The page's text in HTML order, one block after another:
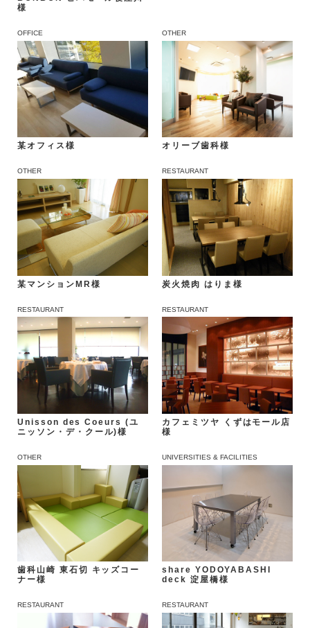
様
某オフィス様
OFFICE
オリーブ歯科様
OTHER
某マンションMR様
OTHER
炭火焼肉 はりま様
RESTAURANT
Unisson des Coeurs (ユ
ニッソン・デ・クール)様
RESTAURANT
カフェミツヤ くずはモール店
様
RESTAURANT
歯科山崎 東石切 キッズコー
ナー様
OTHER
share YODOYABASHI
deck 淀屋橋様
UNIVERSITIES & FACILITIES
RESTAURANT RESTAURANT